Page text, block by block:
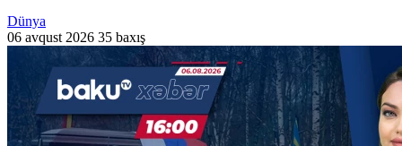
Dünya
06 avqust 2026 35 baxış